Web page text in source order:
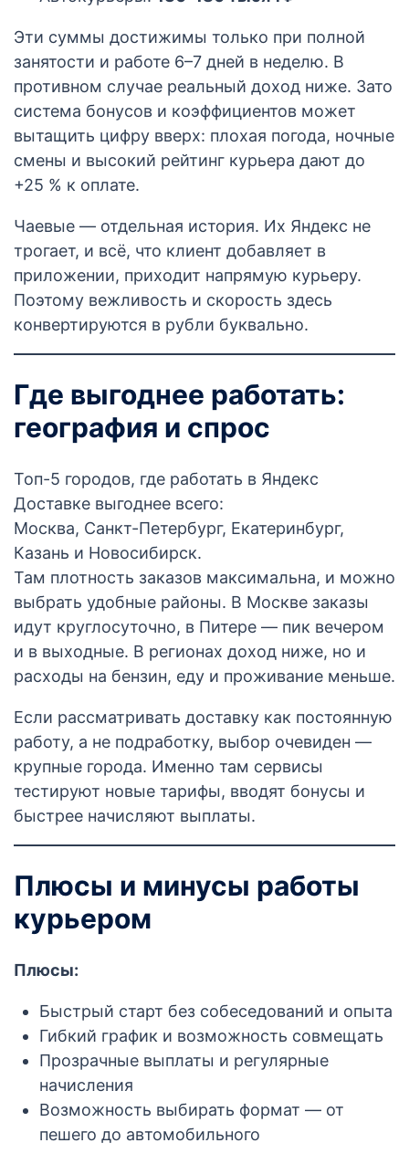
Эти суммы достижимы только при полной
занятости и работе 6–7 дней в неделю. В
противном случае реальный доход ниже. Зато
система бонусов и коэффициентов может
вытащить цифру вверх: плохая погода, ночные
смены и высокий рейтинг курьера дают до
+25 % к оплате.
Чаевые — отдельная история. Их Яндекс не
трогает, и всё, что клиент добавляет в
приложении, приходит напрямую курьеру.
Поэтому вежливость и скорость здесь
конвертируются в рубли буквально.
Где выгоднее работать:
география и спрос
Топ-5 городов, где работать в Яндекс
Доставке выгоднее всего:
Москва, Санкт-Петербург, Екатеринбург,
Казань и Новосибирск.
Там плотность заказов максимальна, и можно
выбрать удобные районы. В Москве заказы
идут круглосуточно, в Питере — пик вечером
и в выходные. В регионах доход ниже, но и
расходы на бензин, еду и проживание меньше.
Если рассматривать доставку как постоянную
работу, а не подработку, выбор очевиден —
крупные города. Именно там сервисы
тестируют новые тарифы, вводят бонусы и
быстрее начисляют выплаты.
Плюсы и минусы работы
курьером
Плюсы:
Быстрый старт без собеседований и опыта
Гибкий график и возможность совмещать
Прозрачные выплаты и регулярные
начисления
Возможность выбирать формат — от
пешего до автомобильного